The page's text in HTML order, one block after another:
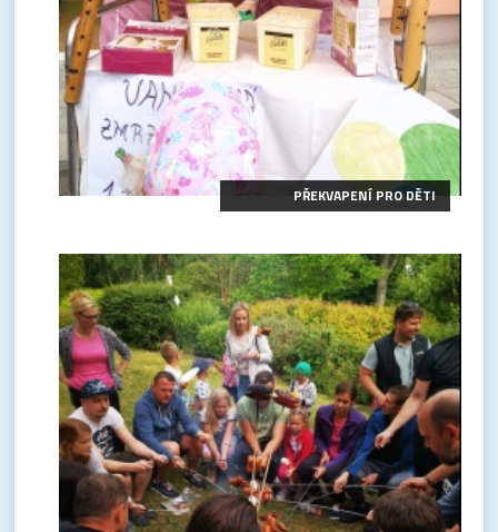
PŘEKVAPENÍ PRO DĚTI